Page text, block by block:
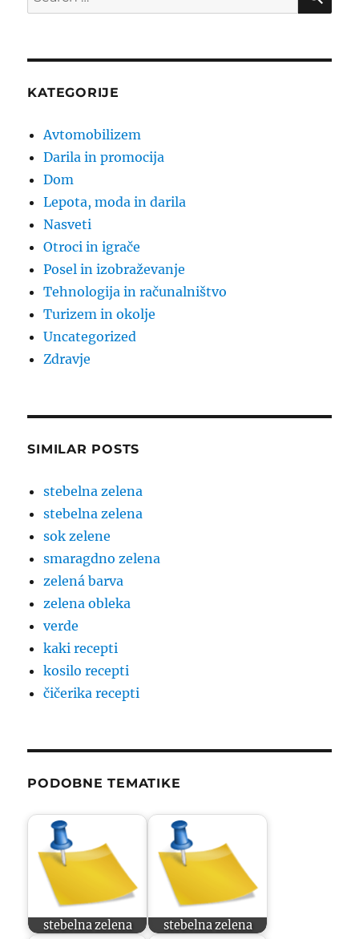
for:
KATEGORIJE
Avtomobilizem
Darila in promocija
Dom
Lepota, moda in darila
Nasveti
Otroci in igrače
Posel in izobraževanje
Tehnologija in računalništvo
Turizem in okolje
Uncategorized
Zdravje
SIMILAR POSTS
stebelna zelena
stebelna zelena
sok zelene
smaragdno zelena
zelená barva
zelena obleka
verde
kaki recepti
kosilo recepti
čičerika recepti
PODOBNE TEMATIKE
stebelna zelena stebelna zelena